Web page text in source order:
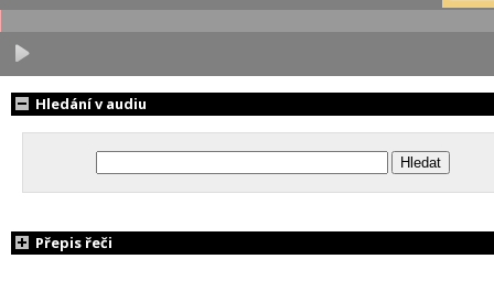
Hledání v audiu
Přepis řeči